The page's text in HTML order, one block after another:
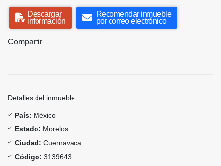
Descargar
información
Recomendar inmueble
por correo electrónico
Compartir
Detalles del inmueble :
País: México
Estado: Morelos
Ciudad: Cuernavaca
Código: 3139643